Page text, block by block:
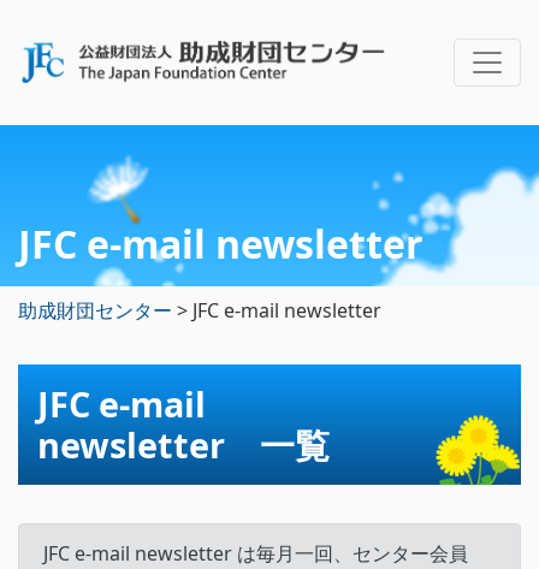
JFC e-mail newsletter
助成財団センター > JFC e-mail newsletter
JFC e-mail
newsletter 一覧
JFC e-mail newsletter は毎月一回、センター会員